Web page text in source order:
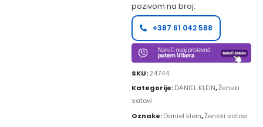
pozivom na broj:
+387 61 042 588
SKU:24744
Kategorije:DANIEL KLEIN,Ženski
satovi
Oznake:Daniel klein,Ženski satovi